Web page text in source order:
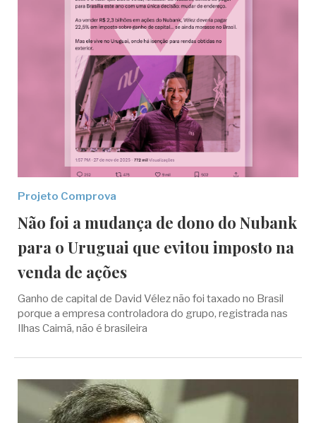
Projeto Comprova
Não foi a mudança de dono do Nubank
para o Uruguai que evitou imposto na
venda de ações
Ganho de capital de David Vélez não foi taxado no Brasil
porque a empresa controladora do grupo, registrada nas
Ilhas Caimã, não é brasileira